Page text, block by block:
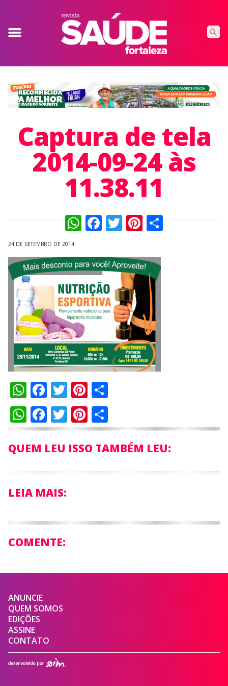
Captura de tela
2014-09-24 às
11.38.11
WhatsApp
Facebook
TwitterPinterest
24 DE SETEMBRO DE 2014
WhatsApp
Facebook
Twitter
Pinterest
Compartilhar
WhatsApp
Facebook
Twitter
Pinterest
Compartilhar
QUEM LEU ISSO TAMBÉM LEU:
LEIA MAIS:
COMENTE:
ANUNCIE
QUEM SOMOS
EDIÇÕES
ASSINE
CONTATO